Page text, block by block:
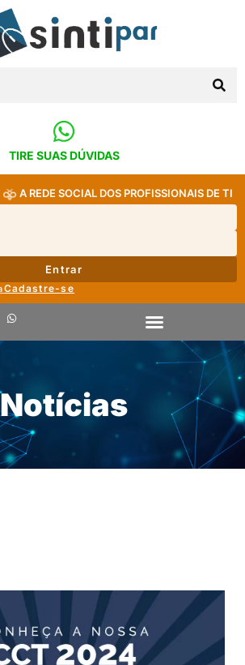
TIRE SUAS DÚVIDAS
A REDE SOCIAL DOS PROFISSIONAIS DE TI
Entrar
Cadastre-se
Notícias